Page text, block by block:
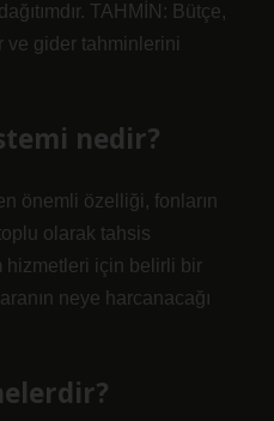
TAHMİN: Bütçe,
ve gider tahminlerini
nedir?
önemli özelliği, fonların
olarak tahsis
hizmetleri için belirli bir
neye harcanacağı